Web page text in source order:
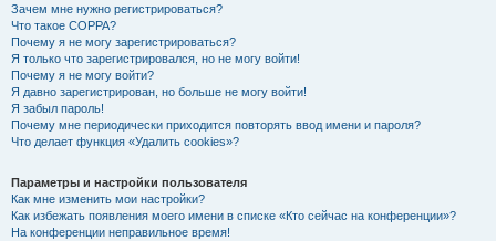
Зачем мне нужно регистрироваться?
Что такое COPPA?
Почему я не могу зарегистрироваться?
Я только что зарегистрировался, но не могу войти!
Почему я не могу войти?
Я давно зарегистрирован, но больше не могу войти!
Я забыл пароль!
Почему мне периодически приходится повторять ввод имени и пароля?
Что делает функция «Удалить cookies»?
Параметры и настройки пользователя
Как мне изменить мои настройки?
Как избежать появления моего имени в списке «Кто сейчас на конференции»?
На конференции неправильное время!